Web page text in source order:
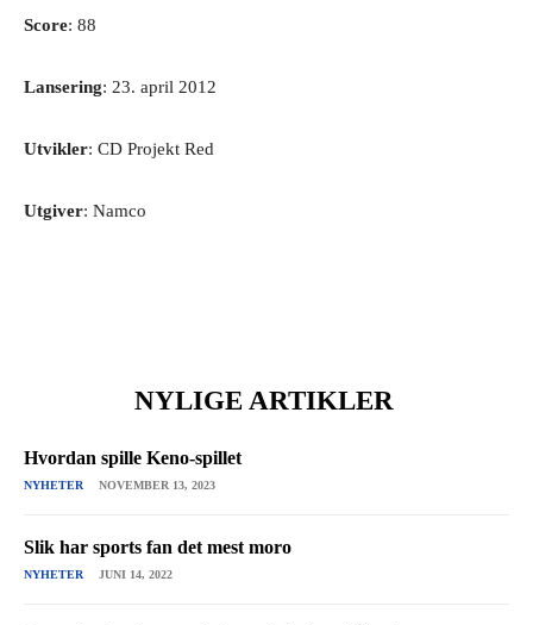
Score: 88
Lansering: 23. april 2012
Utvikler: CD Projekt Red
Utgiver: Namco
NYLIGE ARTIKLER
Hvordan spille Keno-spillet
NYHETER NOVEMBER 13, 2023
Slik har sports fan det mest moro
NYHETER JUNI 14, 2022